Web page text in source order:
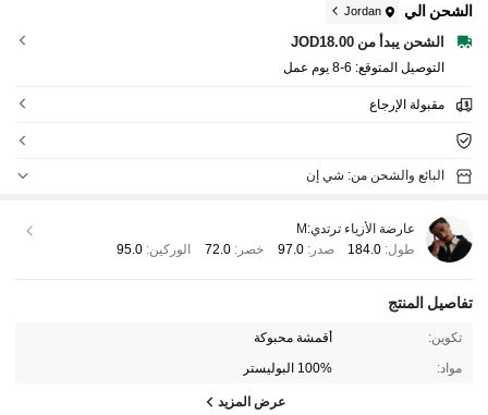
الشحن الي Jordan
الشحن يبدأ من JOD18.00
التوصيل المتوقع: 6-8 يوم عمل
مقبولة الإرجاع
البائع والشحن من: شي إن
عارضة الأزياء ترتدي: M
طول: 184.0 صدر:97.0 خصر: 72.0 الوركين: 95.0
تفاصيل المنتج
تكوين: أقمشة محبوكة
مواد: 100% البوليستر
عرض المزيد